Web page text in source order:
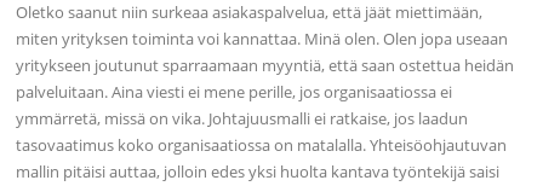
Oletko saanut niin surkeaa asiakaspalvelua, että jäät miettimään,
miten yrityksen toiminta voi kannattaa. Minä olen. Olen jopa useaan
yritykseen joutunut sparraamaan myyntiä, että saan ostettua heidän
palveluitaan. Aina viesti ei mene perille, jos organisaatiossa ei
ymmärretä, missä on vika. Johtajuusmalli ei ratkaise, jos laadun
tasovaatimus koko organisaatiossa on matalalla. Yhteisöohjautuvan
mallin pitäisi auttaa, jolloin edes yksi huolta kantava työntekijä saisi